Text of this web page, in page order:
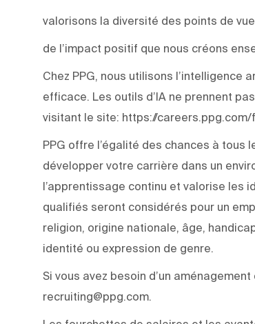
valorisons la diversité des points de
de l’impact positif que nous créons
Chez PPG, nous utilisons
efficace. Les outils d’IA ne prennent
visitant le site: https://
PPG offre l’égalité des chances à tous
développer votre carrière dans un
l’apprentissage continu et valorise les
qualifiés seront considérés pour un
religion, origine nationale, âge,
identité ou expression de genre.
Si vous avez besoin d’un
recruiting@ppg.com.